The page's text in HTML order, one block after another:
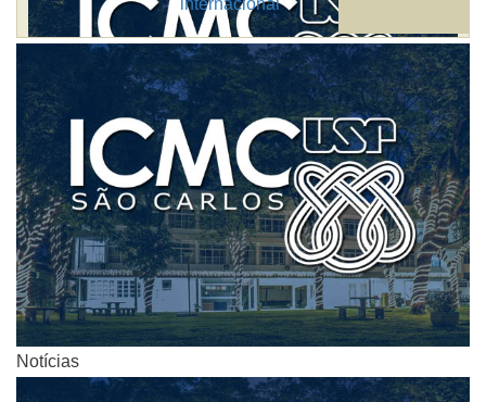
internacional
Notícias
Notícias